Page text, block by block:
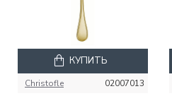
Christofle 02007013
КУПИТЬ